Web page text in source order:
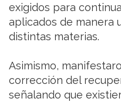
exigidos para
aplicados de manera
distintas materias.
Asimismo,
corrección del
señalando que